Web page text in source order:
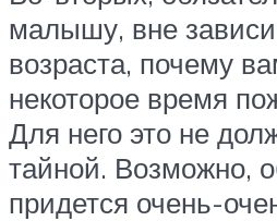
малышу, вне
возраста, почему
некоторое время
Для него это не
тайной. Возможно,
придется очень-